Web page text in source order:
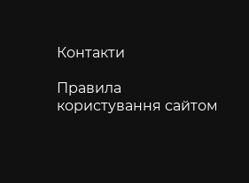
Контакти
Правила
користування сайтом